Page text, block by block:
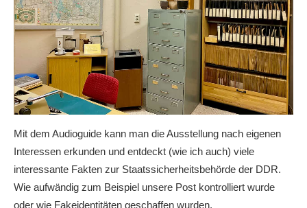
Mit dem Audioguide kann man die Ausstellung nach eigenen
Interessen erkunden und entdeckt (wie ich auch) viele
interessante Fakten zur Staatssicherheitsbehörde der DDR.
Wie aufwändig zum Beispiel unsere Post kontrolliert wurde
oder wie Fakeidentitäten geschaffen wurden.